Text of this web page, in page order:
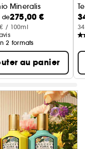
Mineralis
Parfum
de275,00 €
/ 100ml
2 formats
au panier